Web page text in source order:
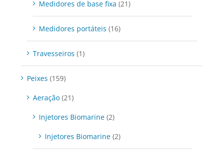
Medidores de base fixa (21)
Medidores portáteis (16)
Travesseiros (1)
Peixes (159)
Aeração (21)
Injetores Biomarine (2)
Injetores Biomarine (2)